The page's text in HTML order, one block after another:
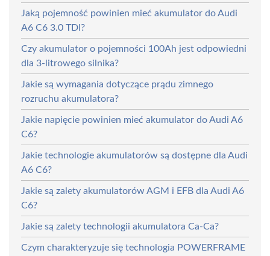
Jaką pojemność powinien mieć akumulator do Audi
A6 C6 3.0 TDI?
Czy akumulator o pojemności 100Ah jest odpowiedni
dla 3-litrowego silnika?
Jakie są wymagania dotyczące prądu zimnego
rozruchu akumulatora?
Jakie napięcie powinien mieć akumulator do Audi A6
C6?
Jakie technologie akumulatorów są dostępne dla Audi
A6 C6?
Jakie są zalety akumulatorów AGM i EFB dla Audi A6
C6?
Jakie są zalety technologii akumulatora Ca-Ca?
Czym charakteryzuje się technologia POWERFRAME